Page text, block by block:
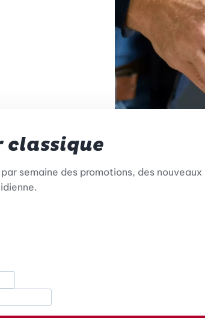
par semaine des promotions, des